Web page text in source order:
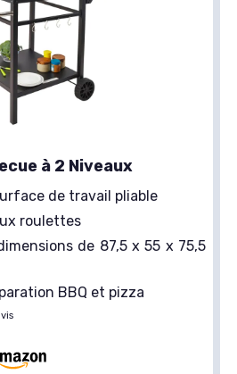
à 2 Niveaux
de travail pliable
roulettes
de 87,5 x 55 x 75,5
BBQ et pizza